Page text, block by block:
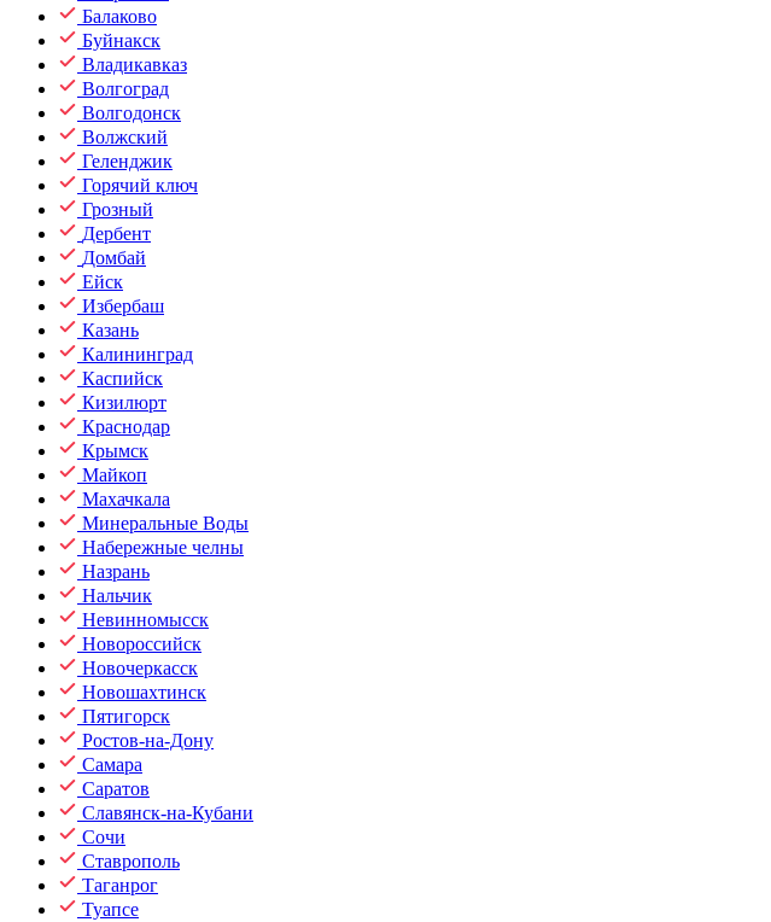
Балаково
Буйнакск
Владикавказ
Волгоград
Волгодонск
Волжский
Геленджик
Горячий ключ
Грозный
Дербент
Домбай
Ейск
Избербаш
Казань
Калининград
Каспийск
Кизилюрт
Краснодар
Крымск
Майкоп
Махачкала
Минеральные Воды
Набережные челны
Назрань
Нальчик
Невинномысск
Новороссийск
Новочеркасск
Новошахтинск
Пятигорск
Ростов-на-Дону
Самара
Саратов
Славянск-на-Кубани
Сочи
Ставрополь
Таганрог
Туапсе